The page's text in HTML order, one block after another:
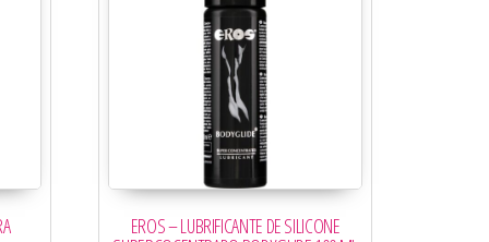
EROS – LUBRIFICANTE DE SILICONE